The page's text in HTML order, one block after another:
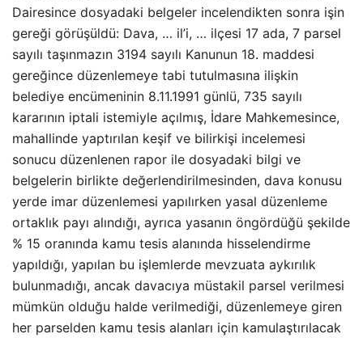
Dairesince dosyadaki belgeler incelendikten sonra işin
gereği görüşüldü: Dava, … il’i, … ilçesi 17 ada, 7 parsel
sayılı taşınmazın 3194 sayılı Kanunun 18. maddesi
gereğince düzenlemeye tabi tutulmasına ilişkin
belediye encümeninin 8.11.1991 günlü, 735 sayılı
kararının iptali istemiyle açılmış, İdare Mahkemesince,
mahallinde yaptırılan keşif ve bilirkişi incelemesi
sonucu düzenlenen rapor ile dosyadaki bilgi ve
belgelerin birlikte değerlendirilmesinden, dava konusu
yerde imar düzenlemesi yapılırken yasal düzenleme
ortaklık payı alındığı, ayrıca yasanın öngördüğü şekilde
% 15 oranında kamu tesis alanında hisselendirme
yapıldığı, yapılan bu işlemlerde mevzuata aykırılık
bulunmadığı, ancak davacıya müstakil parsel verilmesi
mümkün olduğu halde verilmediği, düzenlemeye giren
her parselden kamu tesis alanları için kamulaştırılacak